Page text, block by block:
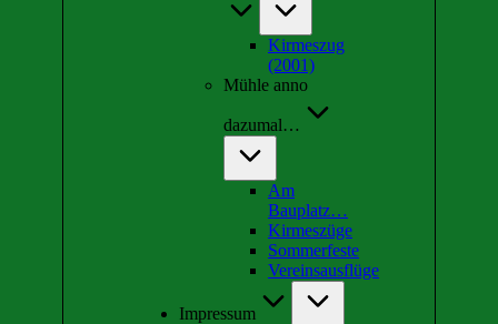
Kirmeszug
(2001)
Mühle anno
dazumal…
Am
Bauplatz…
Kirmeszüge
Sommerfeste
Vereinsausflüge
Impressum